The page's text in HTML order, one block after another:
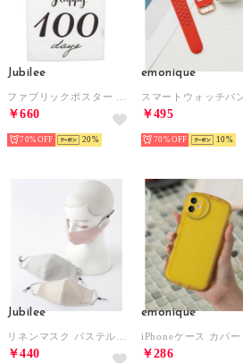
Jubilee
￥660
70% 20
emonique
￥495
70% 10
Jubilee
￥440
emonique
￥286